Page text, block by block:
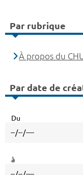
Par rubrique
À propos du
Par date de
Du
à